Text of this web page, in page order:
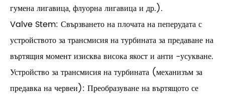
гумена лигавица, флуорна лигавица и др.).
Valve Stem: Свързването на плочата на пеперудата с
устройството за трансмисия на турбината за предаване на
въртящия момент изисква висока якост и анти -усукване.
Устройство за трансмисия на турбината (механизъм за
предавка на червеи): Преобразуване на въртящото се